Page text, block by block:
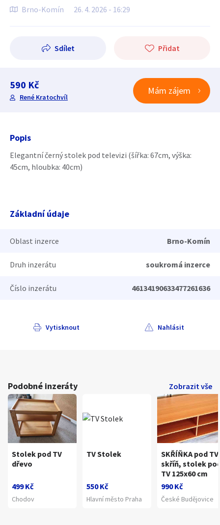
Brno-Komín 26. 4. 2026 - 16:29
Sdílet Přidat
590 Kč
René Kratochvíl
Mám zájem
Popis
Elegantní černý stolek pod televizi (šířka: 67cm, výška:
45cm, hloubka: 40cm)
Základní údaje
Oblast inzerce Brno-Komín
Druh inzerátu soukromá inzerce
Číslo inzerátu 46134190633477261636
Vytisknout Nahlásit
Podobné inzeráty Zobrazit vše
Stolek pod TV
dřevo
499 Kč
Chodov
TV Stolek
550 Kč
Hlavní město Praha
SKŘÍŇKA pod TV,
skříň, stolek
TV 125x60 cm
990 Kč
České Budějovice